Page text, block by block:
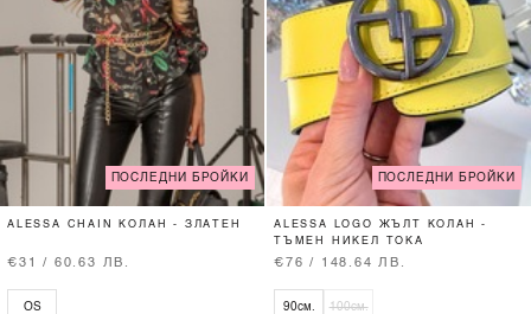
ПОСЛЕДНИ БРОЙКИ
ALESSA CHAIN КОЛАН - ЗЛАТЕН
€31 / 60.63 ЛВ.
OS
ПОСЛЕДНИ БРОЙКИ
ALESSA LOGO ЖЪЛТ КОЛАН -
ТЪМЕН НИКЕЛ ТОКА
€76 / 148.64 ЛВ.
90см. 100см.